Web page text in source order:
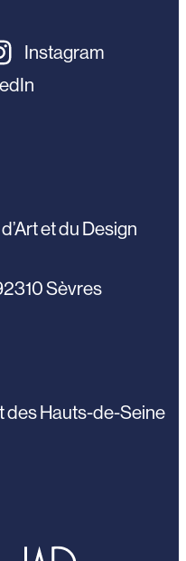
Instagram
et du Design
Sèvres
des Hauts-de-Seine